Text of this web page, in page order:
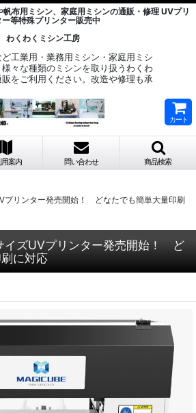
布用ミシン、家庭用ミシンの通販・修理 UVプリ
ー等特殊プリンター販売中
わくわくミシン工房
工業用・業務用ミシン・家庭用ミシ
々な種類のミシンを取り扱うわくわ
をご利用ください。改造や修理も承
カート
用案内 問い合わせ 商品検索
リンター発売開始！ どなたでも簡単大量印刷
ズUVプリンター発売開始！ ど
に対応